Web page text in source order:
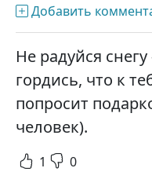
Добавить
Не радуйся
гордись, что к
попросит
человек).
1 0